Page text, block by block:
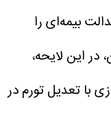
بیمه‌ای را
در این لایحه،
با تعدیل تورم در